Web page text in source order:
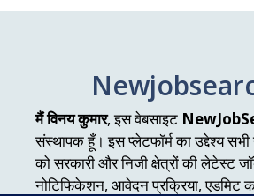
मैं विनय कुमार, इस वेबसाइट
संस्थापक हूँ। इस प्लेटफॉर्म का उद्देश्य सभी
को सरकारी और निजी क्षेत्रों की लेटेस्ट
नोटिफिकेशन, आवेदन प्रक्रिया, एडमिट